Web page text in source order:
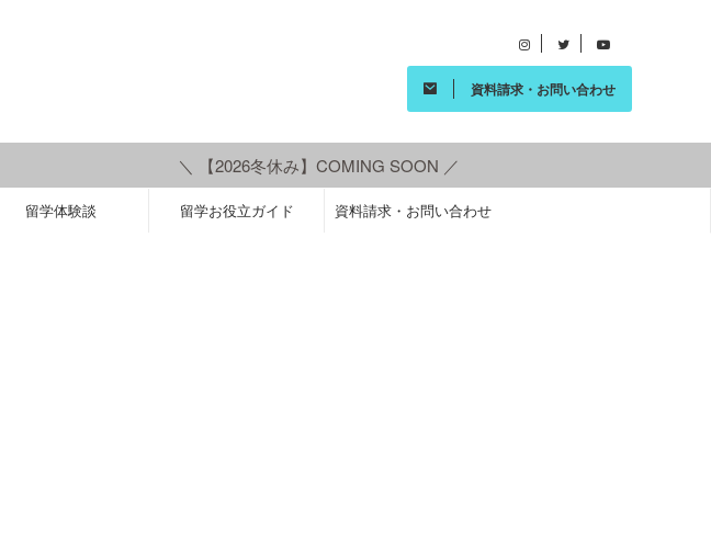
資料請求・お問い合わせ
＼ 【2026冬休み】COMING SOON ／
留学体験談 留学お役立ガイド 資料請求・お問い合わせ